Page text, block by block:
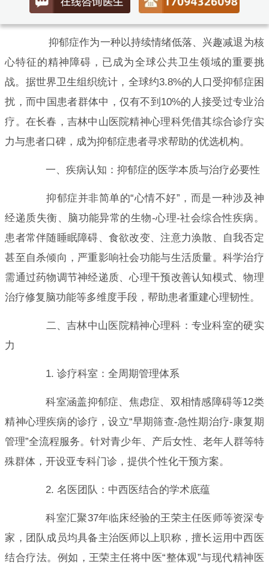
抑郁症作为一种以持续情绪低落、兴趣减退为核
心特征的精神障碍，已成为全球公共卫生领域的重要挑
战。据世界卫生组织统计，全球约3.8%的人口受抑郁症困
扰，而中国患者群体中，仅有不到10%的人接受过专业治
疗。在长春，吉林中山医院精神心理科凭借其综合诊疗实
力与患者口碑，成为抑郁症患者寻求帮助的优选机构。
一、疾病认知：抑郁症的医学本质与治疗必要性
抑郁症并非简单的“心情不好”，而是一种涉及神
经递质失衡、脑功能异常的生物-心理-社会综合性疾病。
患者常伴随睡眠障碍、食欲改变、注意力涣散、自我否定
甚至自杀倾向，严重影响社会功能与生活质量。科学治疗
需通过药物调节神经递质、心理干预改善认知模式、物理
治疗修复脑功能等多维度手段，帮助患者重建心理韧性。
二、吉林中山医院精神心理科：专业科室的硬实
力
1. 诊疗科室：全周期管理体系
科室涵盖抑郁症、焦虑症、双相情感障碍等12类
精神心理疾病的诊疗，设立“早期筛查-急性期治疗-康复期
管理”全流程服务。针对青少年、产后女性、老年人群等特
殊群体，开设亚专科门诊，提供个性化干预方案。
2. 名医团队：中西医结合的学术底蕴
科室汇聚37年临床经验的王荣主任医师等资深专
家，团队成员均具备主治医师以上职称，擅长运用中西医
结合疗法。例如，王荣主任将中医“整体观”与现代精神医